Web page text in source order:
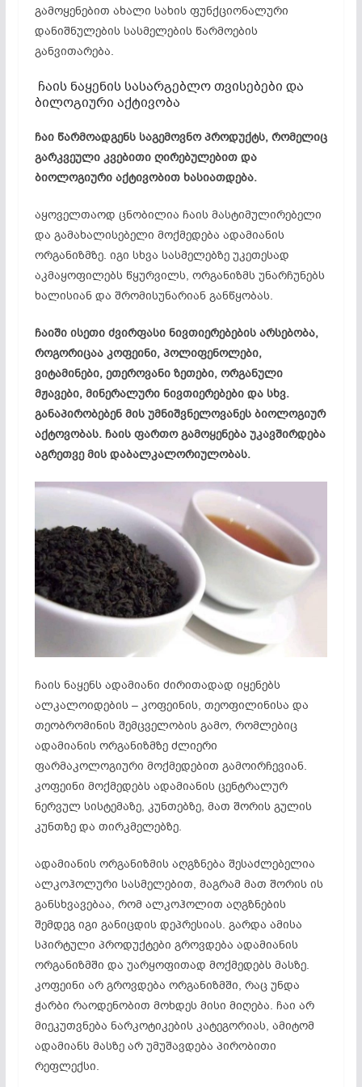
გამოყენებით ახალი სახის ფუნქციონალური
დანიშნულების სასმელების წარმოების
განვითარება.
ჩაის ნაყენის სასარგებლო თვისებები და
ბილოგიური აქტივობა
ჩაი წარმოადგენს საგემოვნო პროდუქტს, რომელიც
გარკვეული კვებითი ღირებულებით და
ბიოლოგიური აქტივობით ხასიათდება.
აყოველთაოდ ცნობილია ჩაის მასტიმულირებელი
და გამახალისებელი მოქმედება ადამიანის
ორგანიზმზე. იგი სხვა სასმელებზე უკეთესად
აკმაყოფილებს წყურვილს, ორგანიზმს უნარჩუნებს
ხალისიან და შრომისუნარიან განწყობას.
ჩაიში ისეთი ძვირფასი ნივთიერებების არსებობა,
როგორიცაა კოფეინი, პოლიფენოლები,
ვიტამინები, ეთეროვანი ზეთები, ორგანული
მჟავები, მინერალური ნივთიერებები და სხვ.
განაპირობებენ მის უმნიშვნელოვანეს ბიოლოგიურ
აქტოვობას. ჩაის ფართო გამოყენება უკავშირდება
აგრეთვე მის დაბალკალორიულობას.
ჩაის ნაყენს ადამიანი ძირითადად იყენებს
ალკალოიდების – კოფეინის, თეოფილინისა და
თეობრომინის შემცველობის გამო, რომლებიც
ადამიანის ორგანიზმზე ძლიერი
ფარმაკოლოგიური მოქმედებით გამოირჩევიან.
კოფეინი მოქმედებს ადამიანის ცენტრალურ
ნერვულ სისტემაზე, კუნთებზე, მათ შორის გულის
კუნთზე და თირკმელებზე.
ადამიანის ორგანიზმის აღგზნება შესაძლებელია
ალკოჰოლური სასმელებით, მაგრამ მათ შორის ის
განსხვავებაა, რომ ალკოჰოლით აღგზნების
შემდეგ იგი განიცდის დეპრესიას. გარდა ამისა
სპირტული პროდუქტები გროვდება ადამიანის
ორგანიზმში და უარყოფითად მოქმედებს მასზე.
კოფეინი არ გროვდება ორგანიზმში, რაც უნდა
ჭარბი რაოდენობით მოხდეს მისი მიღება. ჩაი არ
მიეკუთვნება ნარკოტიკების კატეგორიას, ამიტომ
ადამიანს მასზე არ უმუშავდება პირობითი
რეფლექსი.